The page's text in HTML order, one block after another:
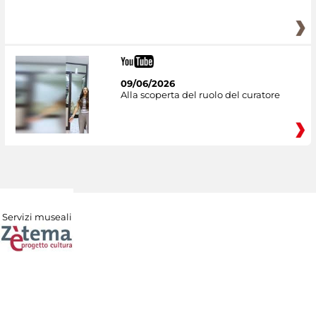
09/06/2026
Alla scoperta del ruolo del curatore
Servizi museali